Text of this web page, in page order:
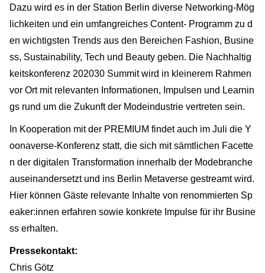
Dazu wird es in der Station Berlin diverse Networking-Mög
lichkeiten und ein umfangreiches Content- Programm zu d
en wichtigsten Trends aus den Bereichen Fashion, Busine
ss, Sustainability, Tech und Beauty geben. Die Nachhaltig
keitskonferenz 202030 Summit wird in kleinerem Rahmen
vor Ort mit relevanten Informationen, Impulsen und Learnin
gs rund um die Zukunft der Modeindustrie vertreten sein.
In Kooperation mit der PREMIUM findet auch im Juli die Y
oonaverse-Konferenz statt, die sich mit sämtlichen Facette
n der digitalen Transformation innerhalb der Modebranche
auseinandersetzt und ins Berlin Metaverse gestreamt wird.
Hier können Gäste relevante Inhalte von renommierten Sp
eaker:innen erfahren sowie konkrete Impulse für ihr Busine
ss erhalten.
Pressekontakt:
Chris Götz